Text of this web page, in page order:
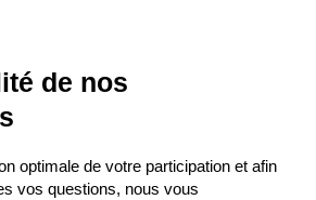
de nos
optimale de votre participation et afin
vos questions, nous vous